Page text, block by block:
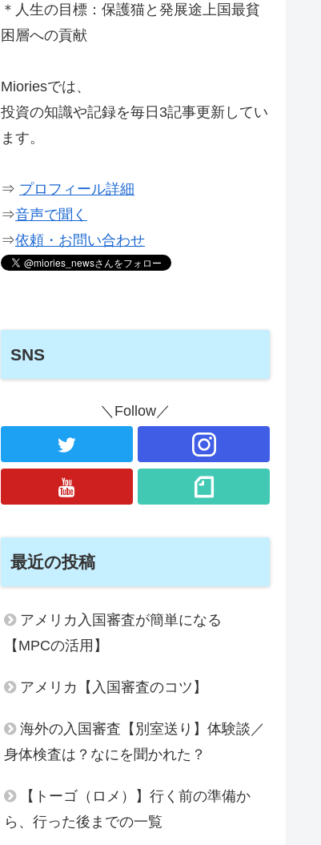
＊人生の目標：保護猫と発展途上国最貧
困層への貢献
Mioriesでは、
投資の知識や記録を毎日3記事更新してい
ます。
⇒ プロフィール詳細
⇒音声で聞く
⇒依頼・お問い合わせ
SNS
＼Follow／
最近の投稿
アメリカ入国審査が簡単になる
【MPCの活用】
アメリカ【入国審査のコツ】
海外の入国審査【別室送り】体験談／
身体検査は？なにを聞かれた？
【トーゴ（ロメ）】行く前の準備か
ら、行った後までの一覧